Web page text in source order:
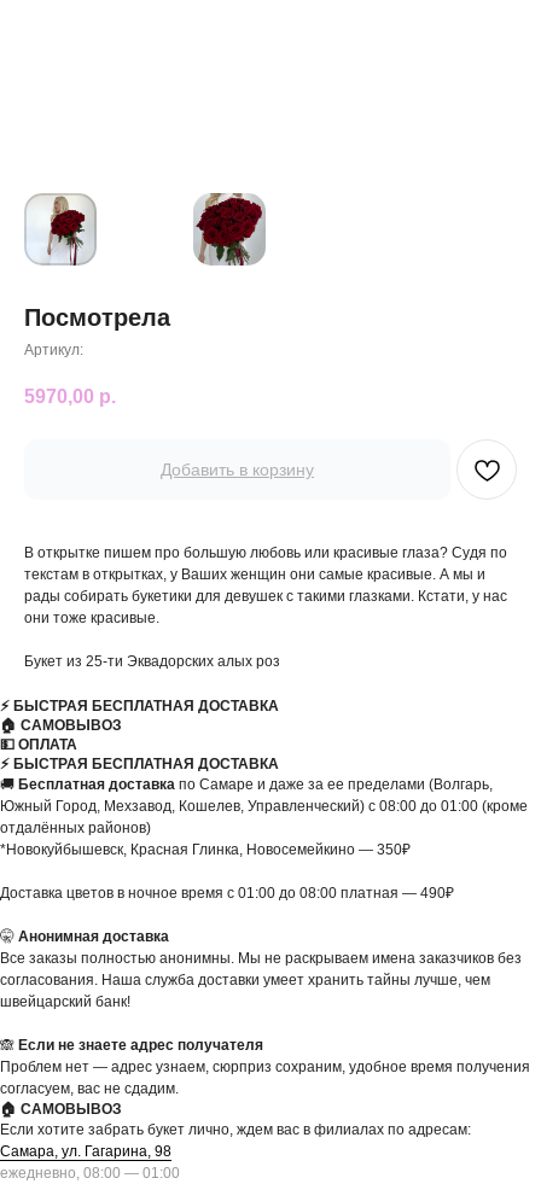
Посмотрела
Артикул:
5970,00 р.
Добавить в корзину
В открытке пишем про большую любовь или красивые глаза? Судя по
текстам в открытках, у Ваших женщин они самые красивые. А мы и
рады собирать букетики для девушек с такими глазками. Кстати, у нас
они тоже красивые.
Букет из 25-ти Эквадорских алых роз
⚡️ БЫСТРАЯ БЕСПЛАТНАЯ ДОСТАВКА
🏠 САМОВЫВОЗ
💵 ОПЛАТА
⚡️ БЫСТРАЯ БЕСПЛАТНАЯ ДОСТАВКА
🚚 Бесплатная доставка по Самаре и даже за ее пределами (Волгарь,
Южный Город, Мехзавод, Кошелев, Управленческий) с 08:00 до 01:00 (кроме
отдалённых районов)
*Новокуйбышевск, Красная Глинка, Новосемейкино — 350₽
Доставка цветов в ночное время с 01:00 до 08:00 платная — 490₽
🤫 Анонимная доставка
Все заказы полностью анонимны. Мы не раскрываем имена заказчиков без
согласования. Наша служба доставки умеет хранить тайны лучше, чем
швейцарский банк!
🙈 Если не знаете адрес получателя
Проблем нет — адрес узнаем, сюрприз сохраним, удобное время получения
согласуем, вас не сдадим.
🏠 САМОВЫВОЗ
Если хотите забрать букет лично, ждем вас в филиалах по адресам:
Самара, ул. Гагарина, 98
ежедневно, 08:00 — 01:00